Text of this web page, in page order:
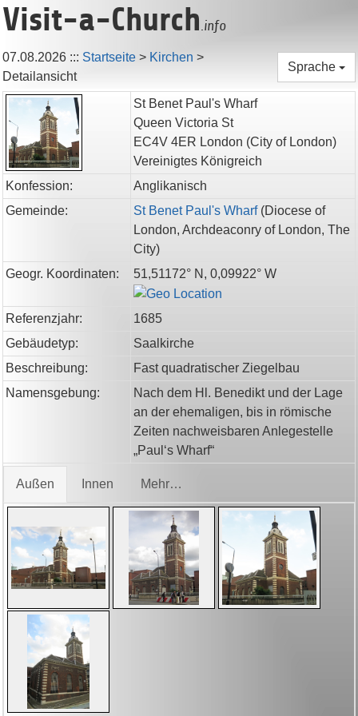
Visit-a-Church.info
07.08.2026 ::: Startseite > Kirchen >
Detailansicht
Sprache
St Benet Paul's Wharf
Queen Victoria St
EC4V 4ER London (City of London)
Vereinigtes Königreich
Konfession:
Anglikanisch
Gemeinde:
St Benet Paul's Wharf (Diocese of
London, Archdeaconry of London, The
City)
Geogr. Koordinaten:
51,51172° N, 0,09922° W
Referenzjahr:
1685
Gebäudetyp:
Saalkirche
Beschreibung:
Fast quadratischer Ziegelbau
Namensgebung:
Nach dem Hl. Benedikt und der Lage
an der ehemaligen, bis in römische
Zeiten nachweisbaren Anlegestelle
„Paul‘s Wharf“
Außen Innen Mehr…